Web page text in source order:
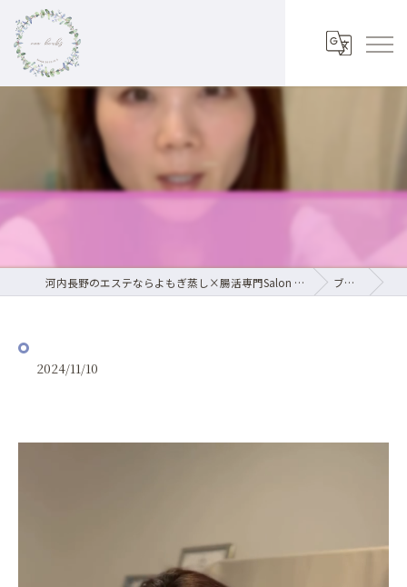
⁡
河内長野のエステならよもぎ蒸し×腸活専門Salon noa herbs ブログ
2024/11/10